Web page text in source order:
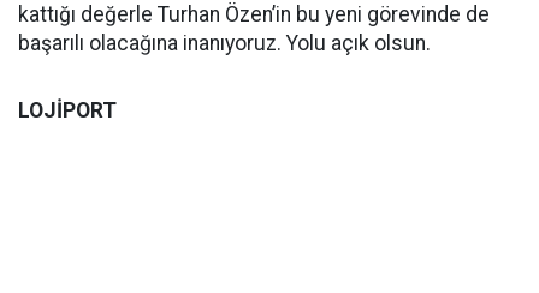
kattığı değerle Turhan Özen’in bu yeni görevinde de
başarılı olacağına inanıyoruz. Yolu açık olsun.
LOJİPORT